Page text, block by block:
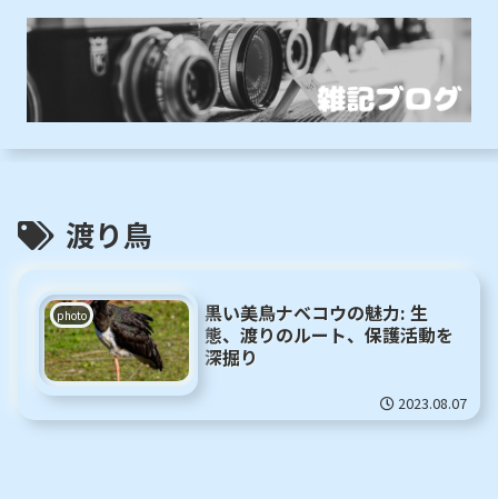
渡り鳥
photo
黒い美鳥ナベコウの魅力: 生
態、渡りのルート、保護活動を
深掘り
2023.08.07